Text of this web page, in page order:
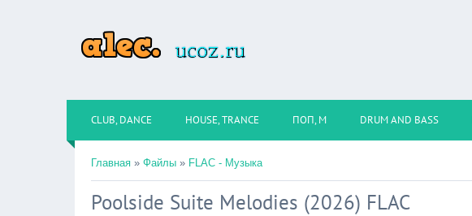
CLUB, DANCE HOUSE, TRANCE ПОП, М DRUM AND BASS
Главная » Файлы » FLAC - Музыка
Poolside Suite Melodies (2026) FLAC